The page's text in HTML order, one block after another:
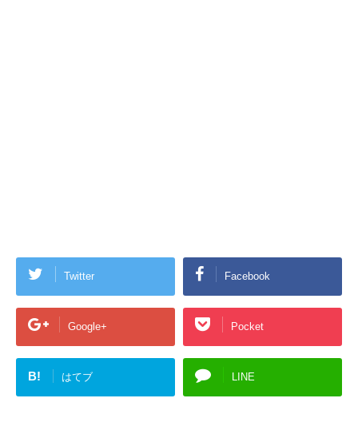
Twitter Facebook
Google+ Pocket
B! はてブ LINE